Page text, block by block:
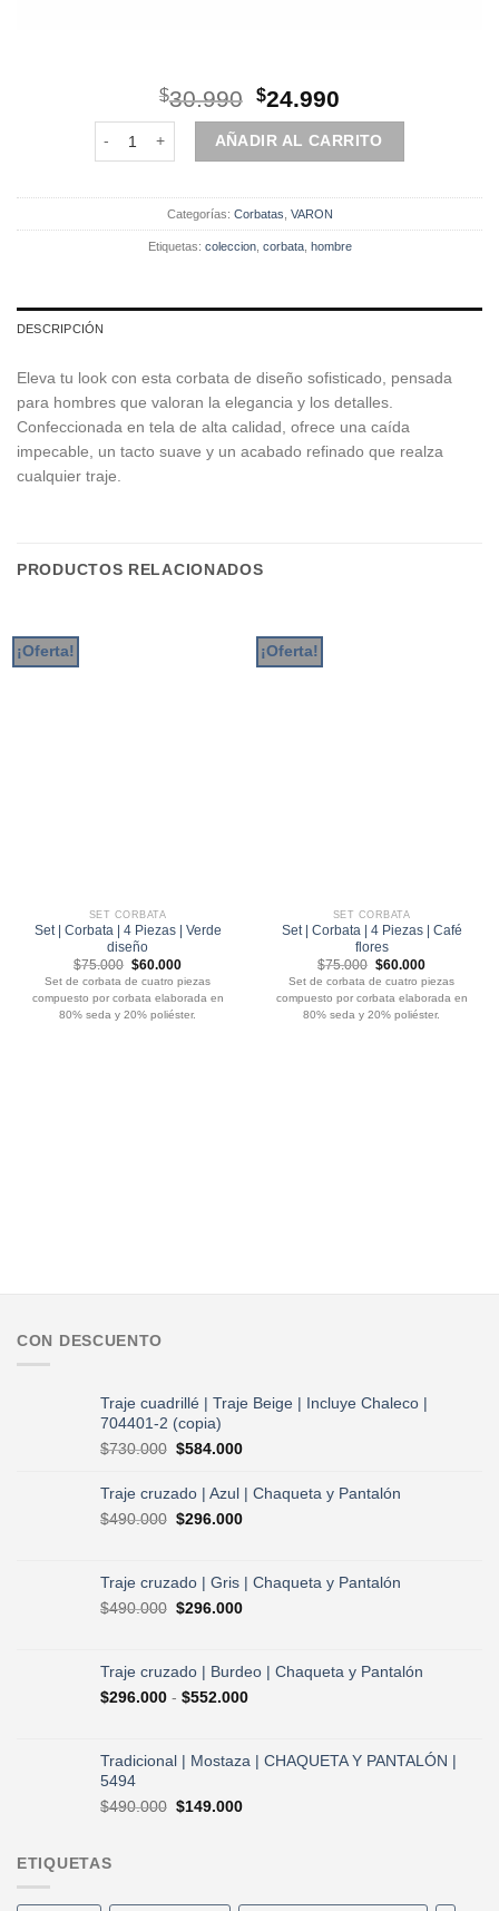
$30.990 El
precio
original
era:
$30.990.
$24.990
precio
actual
es:
$24.990.
Corbata | Colección | Burdeo Diseño | cantidad
AÑADIR AL CARRITO
Categorías: Corbatas VARON
Etiquetas: coleccion, corbata, hombre
DESCRIPCIÓN
Eleva tu look con esta corbata de diseño sofisticado, pensada
para hombres que valoran la elegancia y los detalles.
Confeccionada en tela de alta calidad, ofrece una caída
impecable, un tacto suave y un acabado refinado que realza
cualquier traje.
PRODUCTOS RELACIONADOS
¡Oferta!
SET CORBATA
Set | Corbata | 4 Piezas | Verde
diseño
$75.000 El
precio
original
era:
$75.000.
$60.000El
precio
actual
es:
$60.000.
Set de corbata de cuatro piezas
compuesto por corbata elaborada en
80% seda y 20% poliéster.
¡Oferta!
SET CORBATA
Set | Corbata | 4 Piezas | Café
flores
$75.000 El
precio
original
era:
$75.000.
$60.000El
precio
actual
es:
$60.000.
Set de corbata de cuatro piezas
compuesto por corbata elaborada en
80% seda y 20% poliéster.
CON DESCUENTO
Traje cuadrillé | Traje Beige | Incluye Chaleco |
704401-2 (copia)
$730.000 El
original
era:
$730.000.
$584.000El
actual
es:
Traje cruzado | Azul | Chaqueta y Pantalón
$490.000 El
era:
$490.000.
$296.000El
es:
Traje cruzado | Gris | Chaqueta y Pantalón
$490.000 El
era:
$490.000.
$296.000El
es:
Traje cruzado | Burdeo | Chaqueta y Pantalón
$296.000 - $552.000Rango
desde
Tradicional | Mostaza | CHAQUETA Y PANTALÓN |
5494
$490.000 El
$149.000El
ETIQUETAS